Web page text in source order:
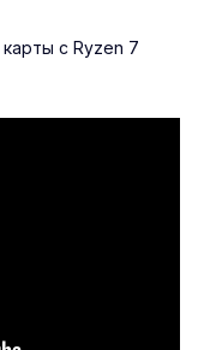
с Ryzen 7